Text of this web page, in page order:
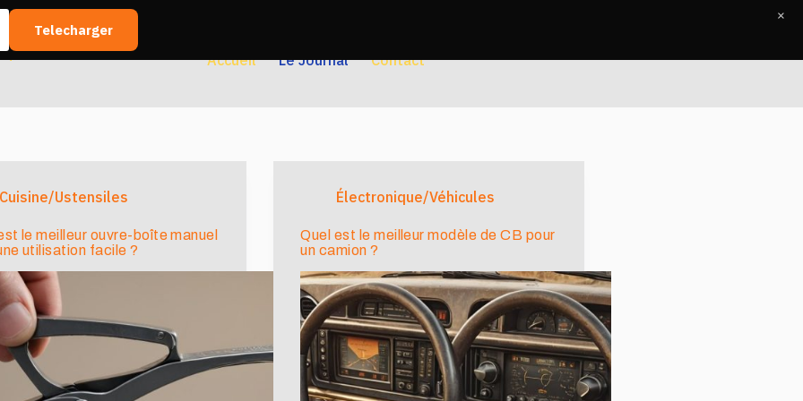
Accueil Le Journal Contact
Cuisine/Ustensiles
le meilleur ouvre-boîte manuel
utilisation facile ?
Électronique/Véhicules
Quel est le meilleur modèle de CB pour
un camion ?
Telecharger
×